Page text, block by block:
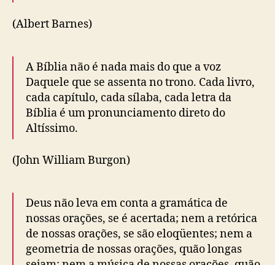
(Albert Barnes)
A Bíblia não é nada mais do que a voz
Daquele que se assenta no trono. Cada livro,
cada capítulo, cada sílaba, cada letra da
Bíblia é um pronunciamento direto do
Altíssimo.
(John William Burgon)
Deus não leva em conta a gramática de
nossas orações, se é acertada; nem a retórica
de nossas orações, se são eloqüentes; nem a
geometria de nossas orações, quão longas